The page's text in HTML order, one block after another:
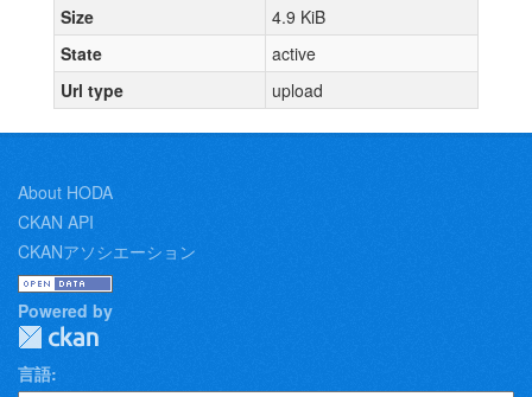
Size
4.9 KiB
State
active
Url type
upload
About HODA
CKAN API
CKANアソシエーション
Powered by
言語